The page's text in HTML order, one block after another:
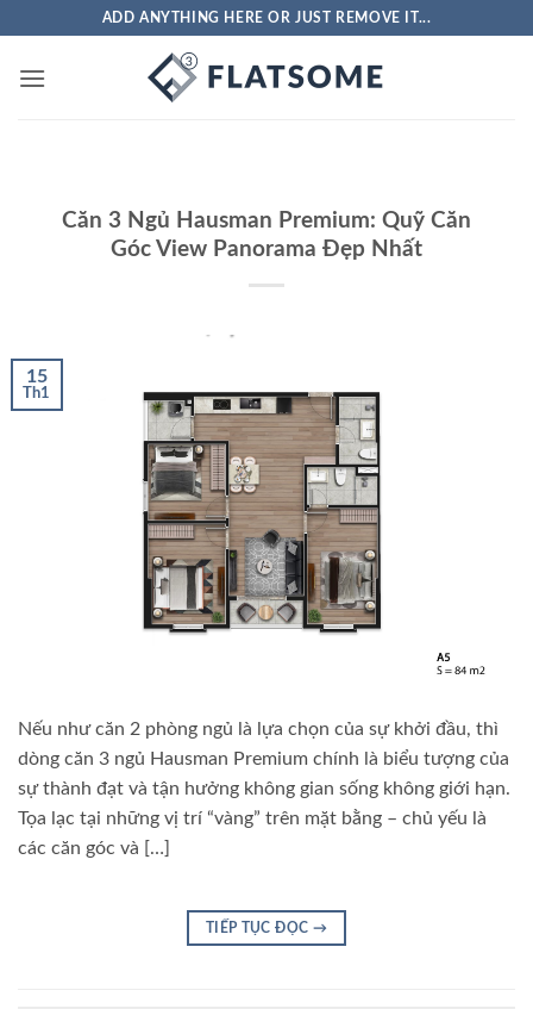
ADD ANYTHING HERE OR JUST REMOVE IT...
Căn 3 Ngủ Hausman Premium: Quỹ Căn
Góc View Panorama Đẹp Nhất
15
Th1
Nếu như căn 2 phòng ngủ là lựa chọn của sự khởi đầu, thì
dòng căn 3 ngủ Hausman Premium chính là biểu tượng của
sự thành đạt và tận hưởng không gian sống không giới hạn.
Tọa lạc tại những vị trí “vàng” trên mặt bằng – chủ yếu là
các căn góc và […]
TIẾP TỤC ĐỌC →